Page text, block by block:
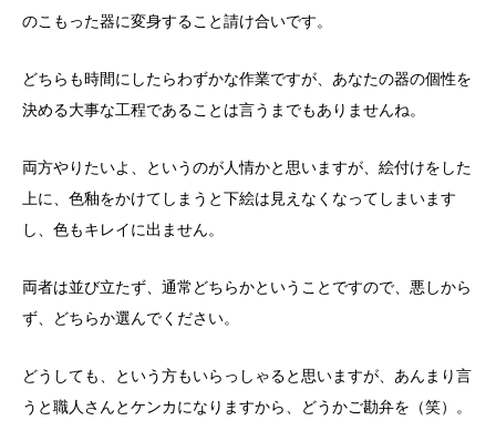
のこもった器に変身すること請け合いです。
どちらも時間にしたらわずかな作業ですが、あなたの器の個性を
決める大事な工程であることは言うまでもありませんね。
両方やりたいよ、というのが人情かと思いますが、絵付けをした
上に、色釉をかけてしまうと下絵は見えなくなってしまいます
し、色もキレイに出ません。
両者は並び立たず、通常どちらかということですので、悪しから
ず、どちらか選んでください。
どうしても、という方もいらっしゃると思いますが、あんまり言
うと職人さんとケンカになりますから、どうかご勘弁を（笑）。